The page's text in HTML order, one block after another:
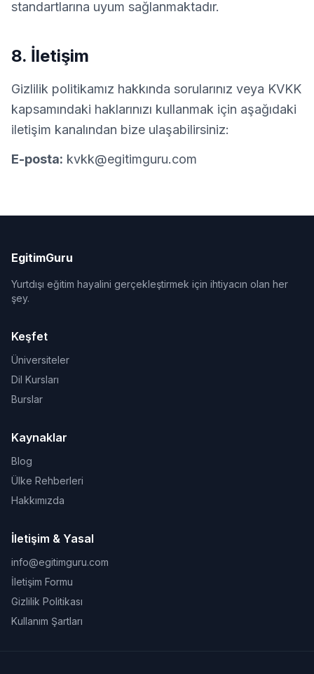
standartlarına uyum sağlanmaktadır.
8. İletişim
Gizlilik politikamız hakkında sorularınız veya KVKK
kapsamındaki haklarınızı kullanmak için aşağıdaki
iletişim kanalından bize ulaşabilirsiniz:
E-posta: kvkk@egitimguru.com
EgitimGuru
Yurtdışı eğitim hayalini gerçekleştirmek için ihtiyacın olan her
şey.
Keşfet
Üniversiteler
Dil Kursları
Burslar
Kaynaklar
Blog
Ülke Rehberleri
Hakkımızda
İletişim & Yasal
info@egitimguru.com
İletişim Formu
Gizlilik Politikası
Kullanım Şartları